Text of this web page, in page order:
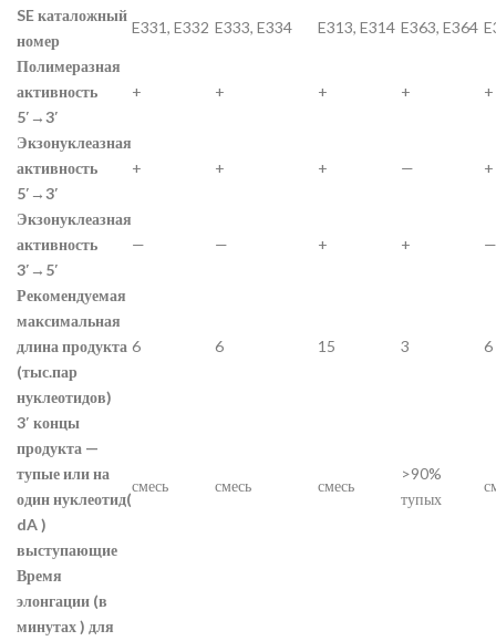
SE каталожный
номер
E331, E332 E333, E334 E313, E314 E363, E364
Полимеразная
активность
5′→3′
+ + + + +
Экзонуклеазная
активность
5′→3′
+ + + — +
Экзонуклеазная
активность
3′→5′
— — + + —
Рекомендуемая
максимальная
длина продукта
(тыс.пар
нуклеотидов)
6 6 15 3 6
3′ концы
продукта —
тупые или на
один нуклеотид(
dA )
выступающие
смесь смесь смесь
>90%
тупых
Время
элонгации (в
минутах ) для